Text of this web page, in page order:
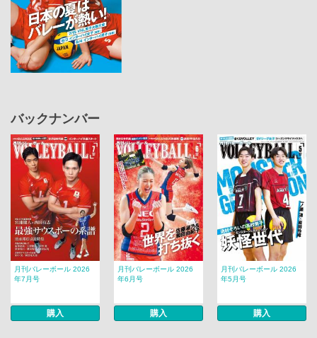
バックナンバー
月刊バレーボール 2026
年7月号
購入
月刊バレーボール 2026
年6月号
購入
月刊バレーボール 2026
年5月号
購入